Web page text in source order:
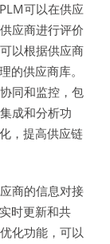
可以在供应
应商进行评价
以根据供应商
的供应商库。
同和监控，包
成和分析功
，提高供应链
商的信息对接
时更新和共
化功能，可以